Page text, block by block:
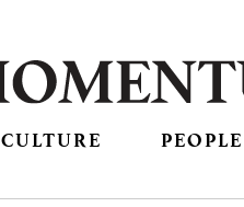
CULTURE PEOPLE